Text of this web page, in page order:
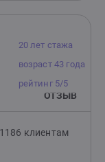
20 лет стажа
возраст 43 года
рейтинг 5/5
ОТЗЫВ
клиентам